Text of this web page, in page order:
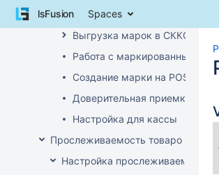
Skip
lsFusion Spaces
Проверка статуса марки на
Выгрузка марок в СККО при
Работа с маркированным
Создание марки на POS
Доверительная приемка
Настройка для кассы
Прослеживаемость товаров
Настройка прослеживаемости